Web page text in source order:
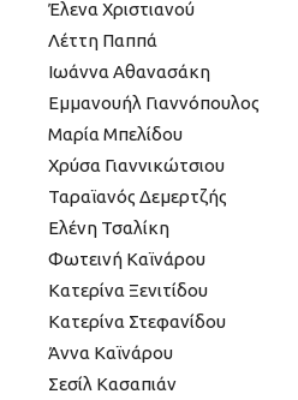
Έλενα Χριστιανού
Λέττη Παππά
Ιωάννα Αθανασάκη
Εμμανουήλ Γιαννόπουλος
Μαρία Μπελίδου
Χρύσα Γιαννικώτσιου
Ταραϊανός Δεμερτζής
Ελένη Τσαλίκη
Φωτεινή Καϊνάρου
Κατερίνα Ξενιτίδου
Κατερίνα Στεφανίδου
Άννα Καϊνάρου
Σεσίλ Κασαπιάν